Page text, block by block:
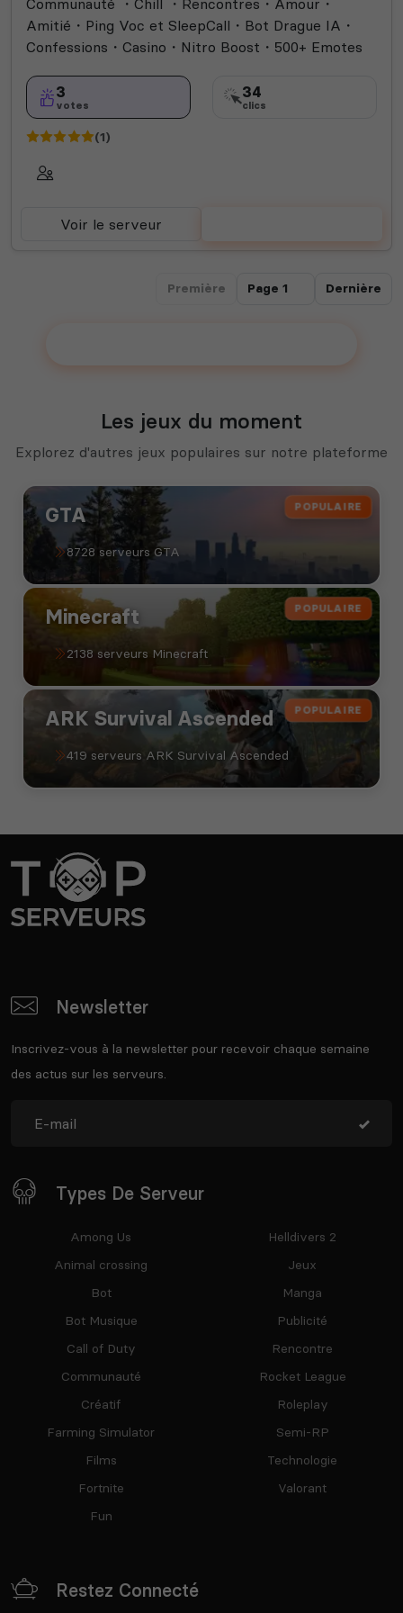
Rocket League
Roleplay Semi-RP
Technologie
Valorant
Communauté ・Chill ・Rencontres・Amour・
Amitié・Ping Voc et SleepCall・Bot Drague IA・
Confessions・Casino・Nitro Boost・500+ Emotes
3
votes
34
clics
(1)
Voir le serveur
Première Dernière
Les jeux du moment
Explorez d'autres jeux populaires sur notre plateforme
POPULAIRE
GTA
8728 serveurs GTA
POPULAIRE
Minecraft
2138 serveurs Minecraft
POPULAIRE
ARK Survival Ascended
419 serveurs ARK Survival Ascended
Newsletter
Inscrivez-vous à la newsletter pour recevoir chaque semaine
des actus sur les serveurs.
Types De Serveur
Among Us
Animal crossing
Bot
Bot Musique
Call of Duty
Communauté
Créatif
Farming Simulator
Films
Fortnite
Fun
Helldivers 2
Jeux
Manga
Publicité
Rencontre
Rocket League
Roleplay
Semi-RP
Technologie
Valorant
Restez Connecté